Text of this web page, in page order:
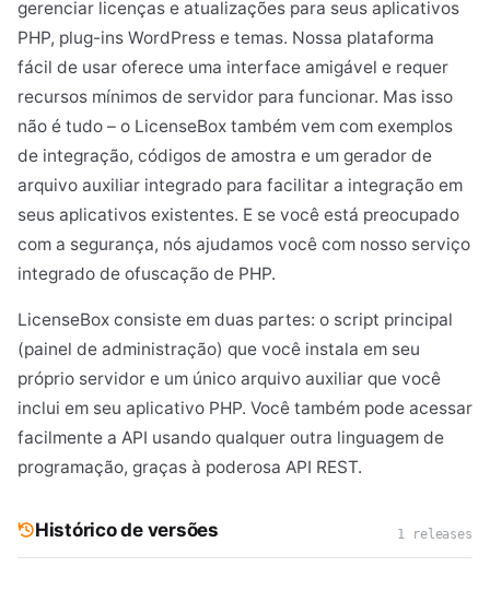
gerenciar licenças e atualizações para seus aplicativos
PHP, plug-ins WordPress e temas. Nossa plataforma
fácil de usar oferece uma interface amigável e requer
recursos mínimos de servidor para funcionar. Mas isso
não é tudo – o LicenseBox também vem com exemplos
de integração, códigos de amostra e um gerador de
arquivo auxiliar integrado para facilitar a integração em
seus aplicativos existentes. E se você está preocupado
com a segurança, nós ajudamos você com nosso serviço
integrado de ofuscação de PHP.
LicenseBox consiste em duas partes: o script principal
(painel de administração) que você instala em seu
próprio servidor e um único arquivo auxiliar que você
inclui em seu aplicativo PHP. Você também pode acessar
facilmente a API usando qualquer outra linguagem de
programação, graças à poderosa API REST.
Histórico de versões 1 releases